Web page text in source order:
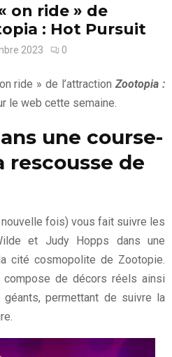
on ride » de
: Hot Pursuit
2023 0
ride » de l’attraction Zootopia :
le web cette semaine.
une course-
rescousse de
fois) vous fait suivre les
et Judy Hopps dans une
cité cosmopolite de Zootopie.
compose de décors réels ainsi
permettant de suivre la